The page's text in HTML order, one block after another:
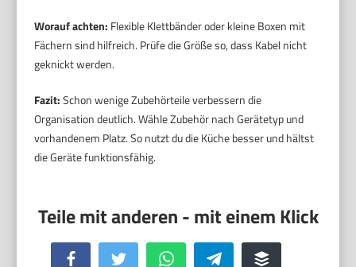
Worauf achten: Flexible Klettbänder oder kleine Boxen mit
Fächern sind hilfreich. Prüfe die Größe so, dass Kabel nicht
geknickt werden.
Fazit:Schon wenige Zubehörteile verbessern die
Organisation deutlich. Wähle Zubehör nach Gerätetyp und
vorhandenem Platz. So nutzt du die Küche besser und hältst
die Geräte funktionsfähig.
Facebook Twitter WhatsApp Telegram Buffer